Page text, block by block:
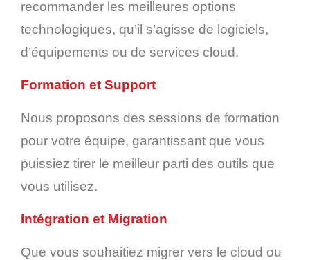
recommander les meilleures options
technologiques, qu’il s’agisse de logiciels,
d’équipements ou de services cloud.
Formation et Support
Nous proposons des sessions de formation
pour votre équipe, garantissant que vous
puissiez tirer le meilleur parti des outils que
vous utilisez.
Intégration et Migration
Que vous souhaitiez migrer vers le cloud ou